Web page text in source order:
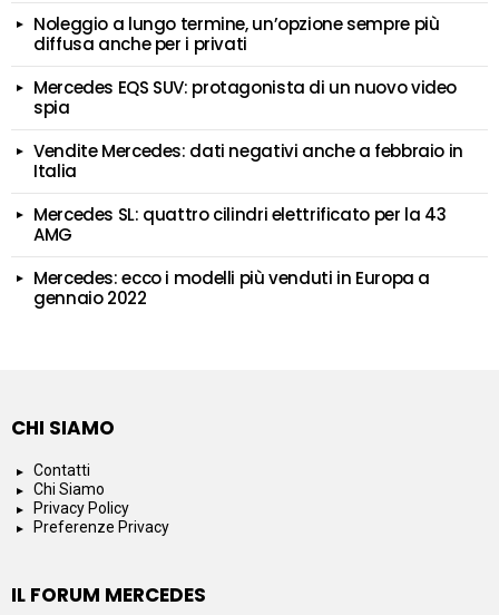
Noleggio a lungo termine, un’opzione sempre più
diffusa anche per i privati
Mercedes EQS SUV: protagonista di un nuovo video
spia
Vendite Mercedes: dati negativi anche a febbraio in
Italia
Mercedes SL: quattro cilindri elettrificato per la 43
AMG
Mercedes: ecco i modelli più venduti in Europa a
gennaio 2022
CHI SIAMO
Contatti
Chi Siamo
Privacy Policy
Preferenze Privacy
IL FORUM MERCEDES